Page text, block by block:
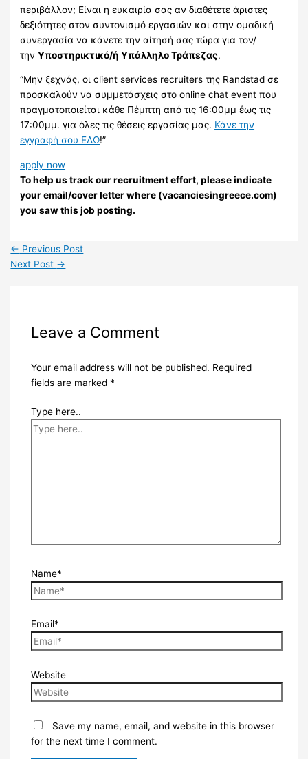
περιβάλλον; Είναι η ευκαιρία σας αν διαθέτετε άριστες
δεξιότητες στον συντονισμό εργασιών και στην ομαδική
συνεργασία να κάνετε την αίτησή σας τώρα για τον/
τηνΥποστηρικτικό/ή Υπάλληλο Τράπεζας.
“Μην ξεχνάς, οι client services recruiters της Randstad σε
προσκαλούν να συμμετάσχεις στο online chat event που
πραγματοποιείται κάθε Πέμπτη από τις 16:00μμ έως τις
17:00μμ. για όλες τις θέσεις εργασίας μας. Κάνε την
εγγραφή σου ΕΔΩ!”
apply now
To help us track our recruitment effort, please indicate
your email/cover letter where (vacanciesingreece.com)
you saw this job posting.
← Previous Post
Next Post →
Leave a Comment
Your email address will not be published. Required
fields are marked *
Type here..
Name*
Email*
Website
Save my name, email, and website in this browser
for the next time I comment.